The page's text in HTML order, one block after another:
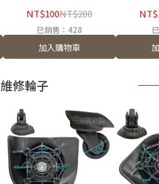
NT$100NT$200
已銷售：428
加入購物車
維修輪子